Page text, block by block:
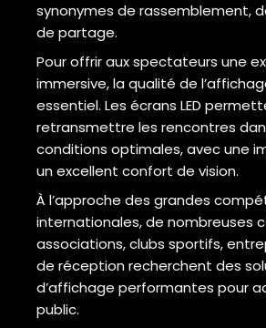
synonymes de rassemblement,
de partage.
Pour offrir aux spectateurs une
immersive, la qualité de
essentiel. Les écrans LED
retransmettre les rencontres
conditions optimales, avec une
un excellent confort de vision.
À l’approche des grandes
internationales, de nombreuses
associations, clubs sportifs,
de réception recherchent des
d’affichage performantes pour
public.